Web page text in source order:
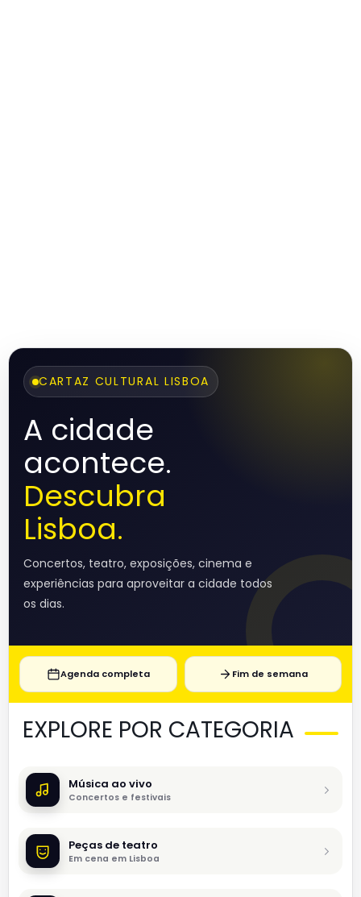
CARTAZ CULTURAL LISBOA
A cidade
acontece.
Descubra
Lisboa.
Concertos, teatro, exposições, cinema e
experiências para aproveitar a cidade todos
os dias.
Agenda completa Fim de semana
EXPLORE POR CATEGORIA
Música ao vivo
Concertos e festivais
Peças de teatro
Em cena em Lisboa